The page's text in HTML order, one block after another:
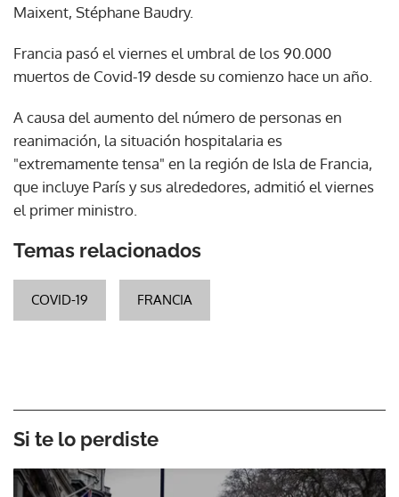
Maixent, Stéphane Baudry.
Francia pasó el viernes el umbral de los 90.000
muertos de Covid-19 desde su comienzo hace un año.
A causa del aumento del número de personas en
reanimación, la situación hospitalaria es
"extremamente tensa" en la región de Isla de Francia,
que incluye París y sus alrededores, admitió el viernes
el primer ministro.
Temas relacionados
COVID-19 FRANCIA
Si te lo perdiste